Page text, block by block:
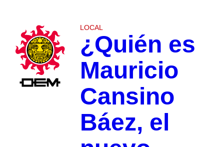
LOCAL
¿Quién es
Mauricio
Cansino
Báez, el